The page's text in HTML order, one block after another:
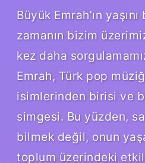
Büyük Emrah’ın
zamanın bizim
kez daha
Emrah, Türk pop
isimlerinden birisi ve
simgesi. Bu yüzden,
bilmek değil, onun
toplum üzerindeki